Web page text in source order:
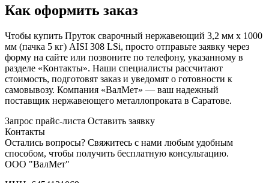
Как оформить заказ
Чтобы купить Пруток сварочный нержавеющий 3,2 мм х 1000
мм (пачка 5 кг) AISI 308 LSi, просто отправьте заявку через
форму на сайте или позвоните по телефону, указанному в
разделе «Контакты». Наши специалисты рассчитают
стоимость, подготовят заказ и уведомят о готовности к
самовывозу. Компания «ВалМет» — ваш надежный
поставщик нержавеющего металлопроката в Саратове.
Запрос прайс-листа Оставить заявку
Контакты
Остались вопросы? Свяжитесь с нами любым удобным
способом, чтобы получить бесплатную консультацию.
ООО "ВалМет"